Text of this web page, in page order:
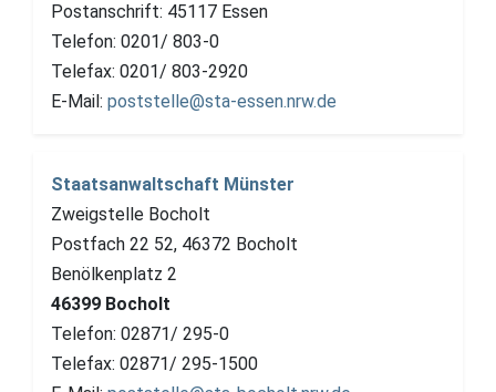
Postanschrift: 45117 Essen
Telefon: 0201/ 803-0
Telefax: 0201/ 803-2920
E-Mail: poststelle@sta-essen.nrw.de
Staatsanwaltschaft Münster
Zweigstelle Bocholt
Postfach 22 52, 46372 Bocholt
Benölkenplatz 2
46399 Bocholt
Telefon: 02871/ 295-0
Telefax: 02871/ 295-1500